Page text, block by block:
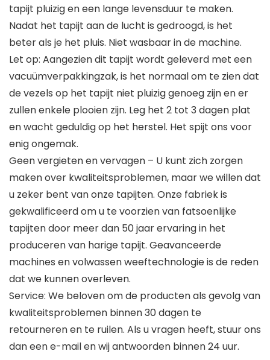
tapijt pluizig en een lange levensduur te maken.
Nadat het tapijt aan de lucht is gedroogd, is het
beter als je het pluis. Niet wasbaar in de machine.
Let op: Aangezien dit tapijt wordt geleverd met een
vacuümverpakkingzak, is het normaal om te zien dat
de vezels op het tapijt niet pluizig genoeg zijn en er
zullen enkele plooien zijn. Leg het 2 tot 3 dagen plat
en wacht geduldig op het herstel. Het spijt ons voor
enig ongemak.
Geen vergieten en vervagen – U kunt zich zorgen
maken over kwaliteitsproblemen, maar we willen dat
u zeker bent van onze tapijten. Onze fabriek is
gekwalificeerd om u te voorzien van fatsoenlijke
tapijten door meer dan 50 jaar ervaring in het
produceren van harige tapijt. Geavanceerde
machines en volwassen weeftechnologie is de reden
dat we kunnen overleven.
Service: We beloven om de producten als gevolg van
kwaliteitsproblemen binnen 30 dagen te
retourneren en te ruilen. Als u vragen heeft, stuur ons
dan een e-mail en wij antwoorden binnen 24 uur.